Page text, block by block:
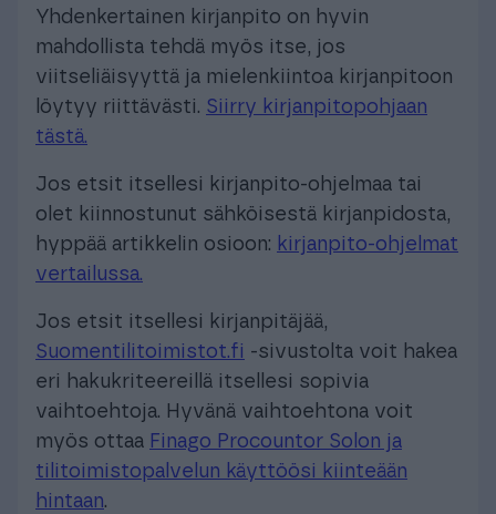
Yhdenkertainen kirjanpito on hyvin
mahdollista tehdä myös itse, jos
viitseliäisyyttä ja mielenkiintoa kirjanpitoon
löytyy riittävästi. Siirry kirjanpitopohjaan
tästä.
Jos etsit itsellesi kirjanpito-ohjelmaa tai
olet kiinnostunut sähköisestä kirjanpidosta,
hyppää artikkelin osioon: kirjanpito-ohjelmat
vertailussa.
Jos etsit itsellesi kirjanpitäjää,
Suomentilitoimistot.fi -sivustolta voit hakea
eri hakukriteereillä itsellesi sopivia
vaihtoehtoja. Hyvänä vaihtoehtona voit
myös ottaa Finago Procountor Solon ja
tilitoimistopalvelun käyttöösi kiinteään
hintaan.